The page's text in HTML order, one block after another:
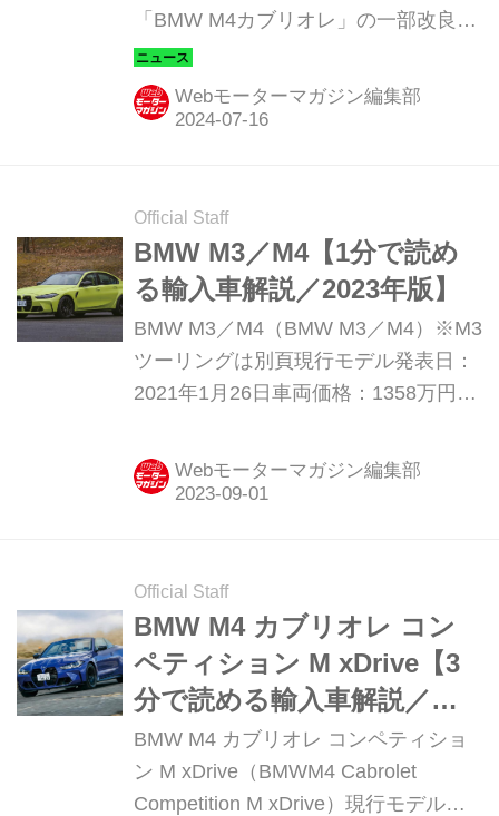
「BMW M4カブリオレ」の一部改良モ
デルを、全国のBMW正規ディーラー
において、同日より販売を開始するこ
とを発表した。
Webモーターマガジン編集部
Official Staff
BMW M3／M4【1分で読め
る輸入車解説／2023年版】
BMW M3／M4（BMW M3／M4）※M3
ツーリングは別頁現行モデル発表日：
2021年1月26日車両価格：1358万円〜
Webモーターマガジン編集部
Official Staff
BMW M4 カブリオレ コン
ペティション M xDrive【3
分で読める輸入車解説／
2022年現行モデル】
BMW M4 カブリオレ コンペティショ
ン M xDrive（BMWM4 Cabrolet
Competition M xDrive）現行モデル発